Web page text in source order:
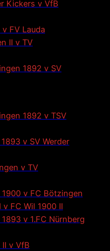
Kickers v VfB
FV Lauda
II v TV
1892 v SV
1892 v TSV
v SV Werder
v TV
v FC Bötzingen
v FC Wil 1900 II
v 1.FC Nürnberg
v VfB